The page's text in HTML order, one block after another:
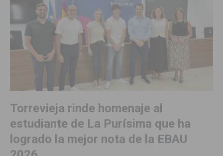
Torrevieja rinde homenaje al
estudiante de La Purísima que ha
logrado la mejor nota de la EBAU